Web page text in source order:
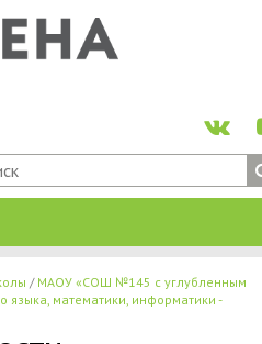
МАОУ «СОШ №145 с углубленным
языка, математики, информатики -